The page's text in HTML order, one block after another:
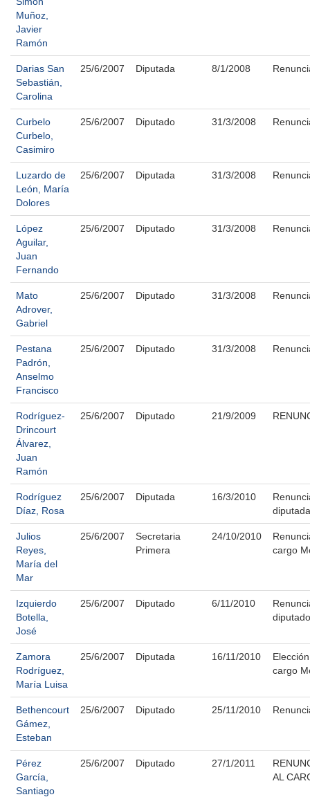
Muñoz,
Javier
Ramón
Darias San
Sebastián,
Carolina
25/6/2007 Diputada 8/1/2008
Curbelo
Curbelo,
Casimiro
25/6/2007 Diputado 31/3/2008
Luzardo de
León, María
Dolores
25/6/2007 Diputada 31/3/2008
López
Aguilar,
Juan
Fernando
25/6/2007 Diputado 31/3/2008
Mato
Adrover,
Gabriel
25/6/2007 Diputado 31/3/2008
Pestana
Padrón,
Anselmo
Francisco
25/6/2007 Diputado 31/3/2008
Rodríguez-
Drincourt
Álvarez,
Juan
Ramón
25/6/2007 Diputado 21/9/2009
Rodríguez
Díaz, Rosa
25/6/2007 Diputada 16/3/2010
diputada
Julios
Reyes,
María del
Mar
25/6/2007
Secretaria
Primera
24/10/2010
cargo
Izquierdo
Botella,
José
25/6/2007 Diputado 6/11/2010
diputado
Zamora
Rodríguez,
María Luisa
25/6/2007 Diputada 16/11/2010
Elección
cargo
Bethencourt
Gámez,
Esteban
25/6/2007 Diputado 25/11/2010
Pérez
García,
Santiago
25/6/2007 Diputado 27/1/2011
AL